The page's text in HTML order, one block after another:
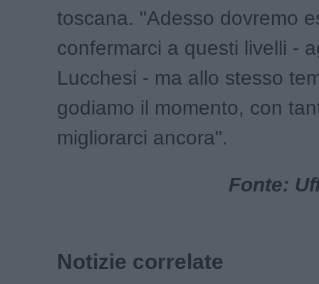
toscana. "Adesso dovremo
confermarci a questi livelli -
Lucchesi - ma allo stesso
godiamo il momento, con
migliorarci ancora".
Fonte:
Notizie correlate